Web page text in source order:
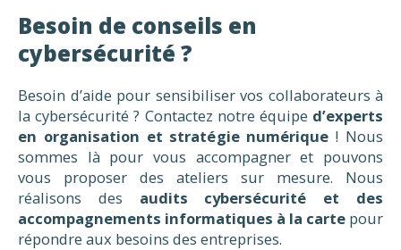
Besoin de conseils en
cybersécurité ?
Besoin d’aide pour sensibiliser vos collaborateurs à
la cybersécurité ? Contactez notre équipe d’experts
en organisation et stratégie numérique ! Nous
sommes là pour vous accompagner et pouvons
vous proposer des ateliers sur mesure. Nous
réalisons des audits cybersécurité et des
accompagnements informatiques à la carte pour
répondre aux besoins des entreprises.